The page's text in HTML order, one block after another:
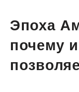
Эпоха
почему